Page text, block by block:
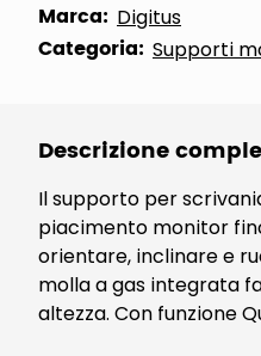
Marca: Digitus
Categoria: Supporti
Descrizione
Il supporto per
piacimento monitor
orientare, inclinare e
molla a gas integrata
altezza. Con funzione